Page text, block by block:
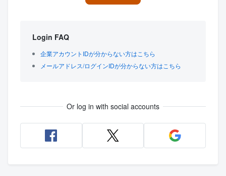
Login FAQ
企業アカウントIDが分からない方はこちら
メールアドレス/ログインIDが分からない方はこちら
Or log in with social accounts